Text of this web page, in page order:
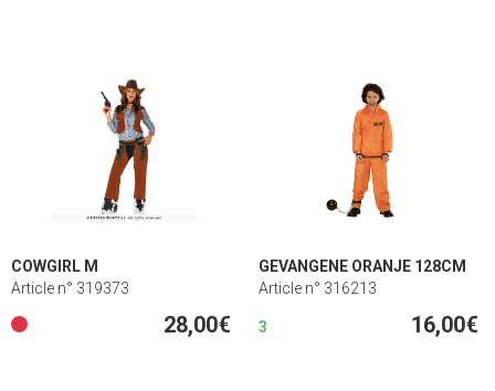
COWGIRL M
Article n° 319373
28,00€
GEVANGENE ORANJE 128CM
Article n° 316213
3 16,00€